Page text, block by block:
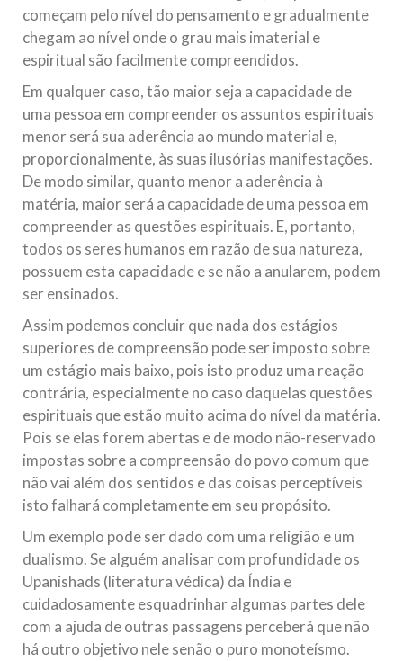
começam pelo nível do pensamento e gradualmente
chegam ao nível onde o grau mais imaterial e
espiritual são facilmente compreendidos.
Em qualquer caso, tão maior seja a capacidade de
uma pessoa em compreender os assuntos espirituais
menor será sua aderência ao mundo material e,
proporcionalmente, às suas ilusórias manifestações.
De modo similar, quanto menor a aderência à
matéria, maior será a capacidade de uma pessoa em
compreender as questões espirituais. E, portanto,
todos os seres humanos em razão de sua natureza,
possuem esta capacidade e se não a anularem, podem
ser ensinados.
Assim podemos concluir que nada dos estágios
superiores de compreensão pode ser imposto sobre
um estágio mais baixo, pois isto produz uma reação
contrária, especialmente no caso daquelas questões
espirituais que estão muito acima do nível da matéria.
Pois se elas forem abertas e de modo não-reservado
impostas sobre a compreensão do povo comum que
não vai além dos sentidos e das coisas perceptíveis
isto falhará completamente em seu propósito.
Um exemplo pode ser dado com uma religião e um
dualismo. Se alguém analisar com profundidade os
Upanishads (literatura védica) da Índia e
cuidadosamente esquadrinhar algumas partes dele
com a ajuda de outras passagens perceberá que não
há outro objetivo nele senão o puro monoteísmo.